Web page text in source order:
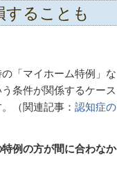
することも
「マイホーム特例」な
条件が関係するケース
（関連記事： 認知症の
例の方が間に合わなか